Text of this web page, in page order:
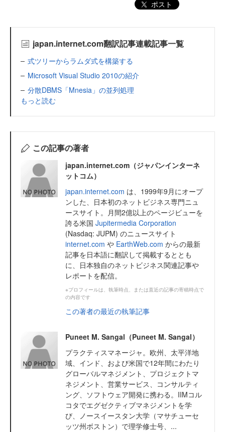
ポスト
japan.internet.com翻訳記事連載記事一覧
式ツリーからラムダ式を構築する
Microsoft Visual Studio 2010の紹介
分散DBMS「Mnesia」の並列処理
もっと読む
この記事の著者
japan.internet.com（ジャパンインターネ
ットコム）
japan.internet.com は、1999年9月にオープ
ンした、日本初のネットビジネス専門ニュ
ースサイト。月間2億以上のページビューを
誇る米国 Jupitermedia Corporation
(Nasdaq: JUPM) のニュースサイト
internet.com や EarthWeb.com からの最新
記事を日本語に翻訳して掲載するととも
に、日本独自のネットビジネス関連記事や
レポートを配信。
※プロフィールは、執筆時点、または直近の記事の寄稿時点で
の内容です
この著者の最近の執筆記事
Puneet M. Sangal（Puneet M. Sangal）
プラクティスマネージャ。欧州、太平洋地
域、インド、および米国で12年間にわたり
グローバルマネジメント、プロジェクトマ
ネジメント、営業サービス、コンサルティ
ング、ソフトウェア開発に携わる。IIMコル
コタでエグゼクティブマネジメントを学
び、ノースイースタン大学（マサチューセ
ッツ州ボストン）で理学修士号、...